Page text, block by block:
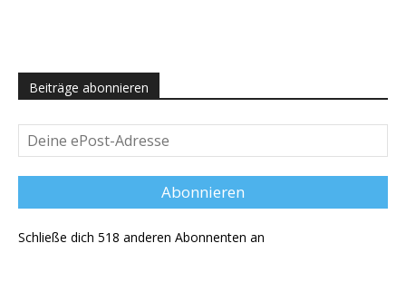
Beiträge abonnieren
Deine
ePost-
Adresse
Abonnieren
Schließe dich 518 anderen Abonnenten an